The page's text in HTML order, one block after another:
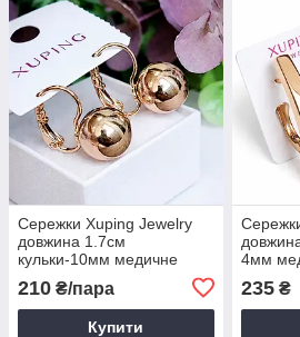
Сережки Xuping Jewelry
довжина 1.7см
кульки-10мм медичне
золото позолота 18К с994
210 ₴/пара
Купити
4мм
235₴